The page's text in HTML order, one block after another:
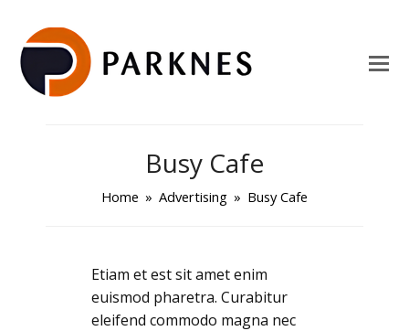
Busy Cafe
Home » Advertising » Busy Cafe
Etiam et est sit amet enim
euismod pharetra. Curabitur
eleifend commodo magna nec